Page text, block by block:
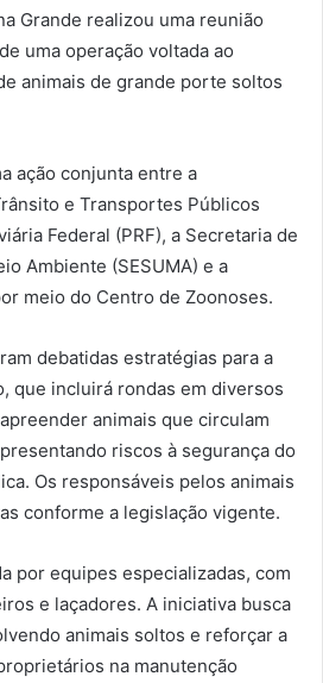
Grande realizou uma reunião
uma operação voltada ao
animais de grande porte soltos
ação conjunta entre a
e Transportes Públicos
Federal (PRF), a Secretaria de
Ambiente (SESUMA) e a
meio do Centro de Zoonoses.
debatidas estratégias para a
que incluirá rondas em diversos
animais que circulam
riscos à segurança do
Os responsáveis pelos animais
conforme a legislação vigente.
por equipes especializadas, com
e laçadores. A iniciativa busca
animais soltos e reforçar a
na manutenção